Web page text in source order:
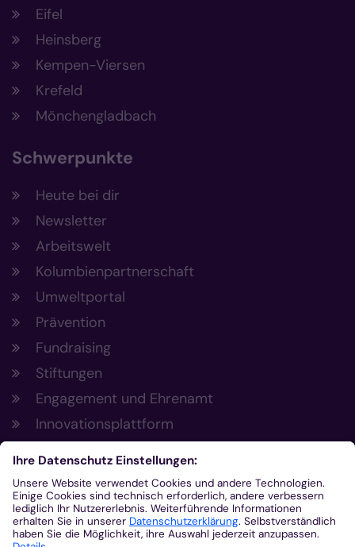
Eifel
Heinsberg
Kempen-Viersen
Krefeld
Mönchengladbach
Schwerpunkte
Heute bei dir
Newsletter
Arbeitswelt
Kolumbienpartnerschaft
Umweltportal
Prävention
Fundraising
Stiftungen
Engagement und Ehrenamt
Innovationsplattform
Aus der Plattform
Nachrichten
Veranstaltungen